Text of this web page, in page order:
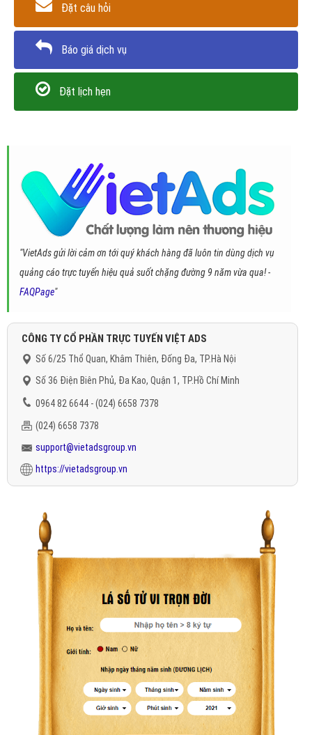
Đặt câu hỏi
Báo giá dịch vụ
Đặt lịch hẹn
"VietAds gửi lời cảm ơn tới quý khách hàng đã luôn tin dùng dịch vụ
quảng cáo trực tuyến hiệu quả suốt chặng đường 9 năm vừa qua! -
FAQPage"
CÔNG TY CỔ PHẦN TRỰC TUYẾN VIỆT ADS
Số 6/25 Thổ Quan, Khâm Thiên, Đống Đa, TP.Hà Nội
Số 36 Điện Biên Phủ, Đa Kao, Quận 1, TP.Hồ Chí Minh
0964 82 6644 - (024) 6658 7378
(024) 6658 7378
support@vietadsgroup.vn
https://vietadsgroup.vn